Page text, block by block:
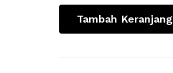
Tambah Keranjang